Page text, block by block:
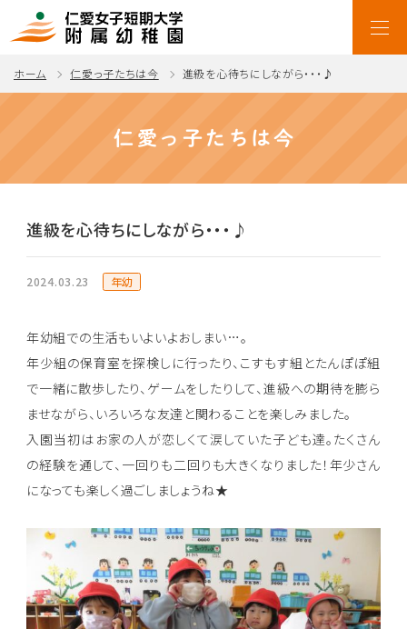
ホーム 仁愛っ子たちは今 進級を心待ちにしながら・・・♪
仁愛っ子たちは今
進級を心待ちにしながら・・・♪
2024.03.23 年幼
年幼組での生活もいよいよおしまい…。
年少組の保育室を探検しに行ったり、こすもす組とたんぽぽ組
で一緒に散歩したり、ゲームをしたりして、進級への期待を膨ら
ませながら、いろいろな友達と関わることを楽しみました。
入園当初はお家の人が恋しくて涙していた子ども達。たくさん
の経験を通して、一回りも二回りも大きくなりました！年少さん
になっても楽しく過ごしましょうね★